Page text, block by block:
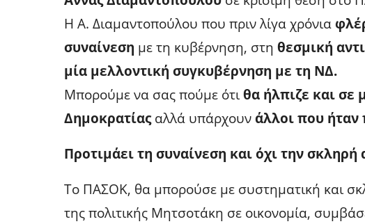
Η Α. Διαμαντοπούλου που πριν λίγα χρόνια
συναίνεση με τη κυβέρνηση, στη θεσμική
μία μελλοντική συγκυβέρνηση με τη ΝΔ.
Μπορούμε να σας πούμε ότιθα ήλπιζε και σε
Δημοκρατίαςαλλά υπάρχουνάλλοι που ήταν
Προτιμάει τη συναίνεση και όχι την σκληρή
Το ΠΑΣΟΚ, θα μπορούσε με συστηματική και
της πολιτικής Μητσοτάκη σε οικονομία,